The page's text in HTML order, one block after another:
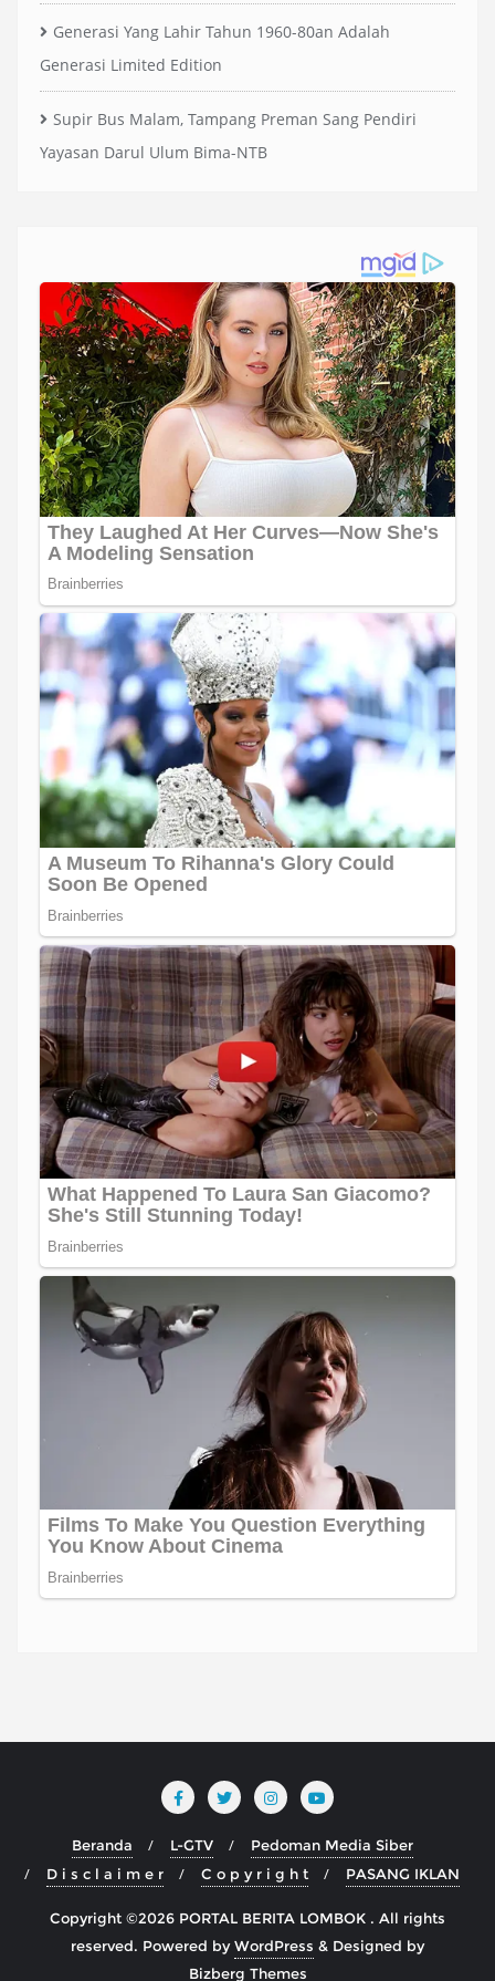
Generasi Yang Lahir Tahun 1960-80an Adalah
Generasi Limited Edition
Supir Bus Malam, Tampang Preman Sang Pendiri
Yayasan Darul Ulum Bima-NTB
Beranda L-GTV
Pedoman Media Siber
D i s c l a i m e r
C o p y r i g h t PASANG IKLAN
Copyright ©2026 PORTAL BERITA LOMBOK . All rights
reserved. Powered byWordPress & Designed by
Bizberg Themes